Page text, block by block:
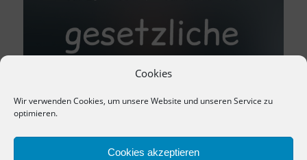
Cookies
Wir verwenden Cookies, um unsere Website und unseren Service zu
optimieren.
Cookies akzeptieren